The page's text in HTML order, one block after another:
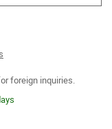
foreign inquiries.